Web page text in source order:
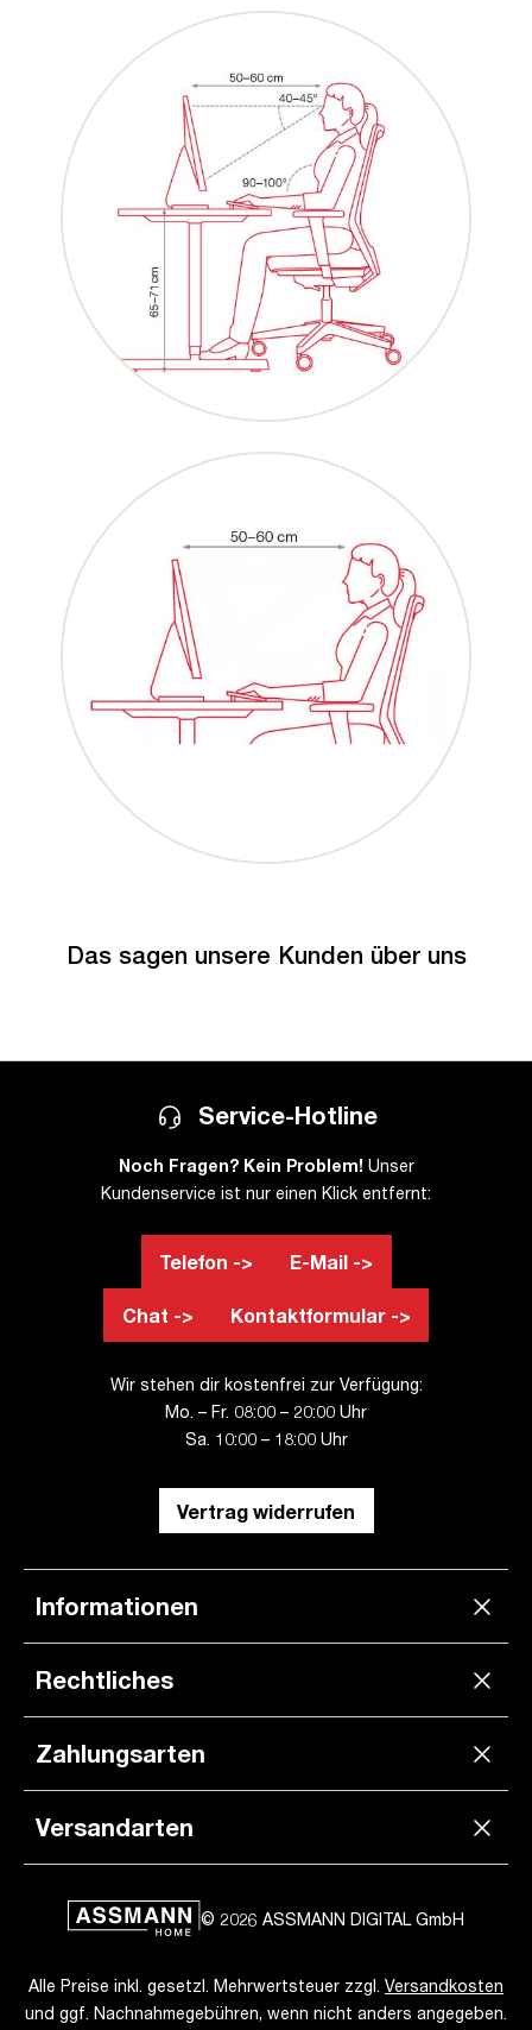
Das sagen unsere Kunden über uns
Service-Hotline
Noch Fragen? Kein Problem! Unser
Kundenservice ist nur einen Klick entfernt:
Telefon -> E-Mail ->
Chat -> Kontaktformular ->
Wir stehen dir kostenfrei zur Verfügung:
Mo. – Fr. 08:00 – 20:00 Uhr
Sa. 10:00 – 18:00 Uhr
Vertrag widerrufen
Informationen
Rechtliches
Zahlungsarten
Versandarten
© 2026 ASSMANN DIGITAL GmbH
Alle Preise inkl. gesetzl. Mehrwertsteuer zzgl. Versandkosten
und ggf. Nachnahmegebühren, wenn nicht anders angegeben.